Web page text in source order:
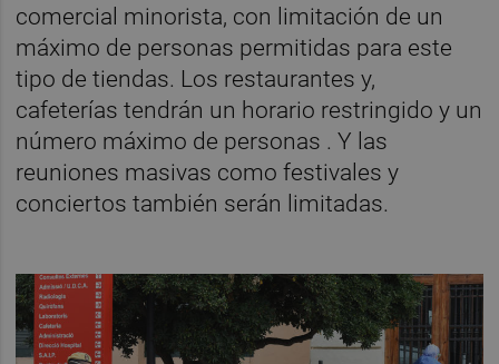
comercial minorista, con limitación de un
máximo de personas permitidas para este
tipo de tiendas. Los restaurantes y,
cafeterías tendrán un horario restringido y un
número máximo de personas . Y las
reuniones masivas como festivales y
conciertos también serán limitadas.